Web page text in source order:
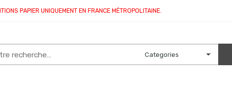
PAPIER UNIQUEMENT EN FRANCE MÉTROPOLITAINE.